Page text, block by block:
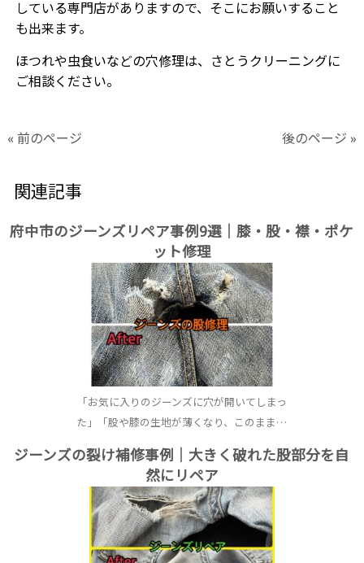
している専門店がありますので、そこにお願いすること
も出来ます。
ほつれや虫食いなどの穴修理は、さとうクリーニングに
ご相談ください。
« 前のページ 後のページ »
関連記事
府中市のジーンズリペア事例9選｜膝・股・襟・ポケ
ット修理
「お気に入りのジーンズに穴が開いてしまっ
た」「股や膝の生地が薄くなり、このまま…
ジーンズの裂け補修事例｜大きく破れた股部分を自
然にリペア